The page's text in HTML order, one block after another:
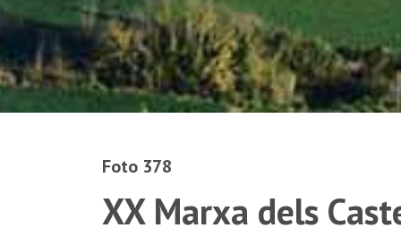
Foto 378
XX Marxa dels